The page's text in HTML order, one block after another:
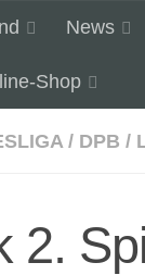
News
/ DPB /
2.